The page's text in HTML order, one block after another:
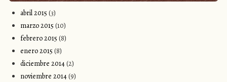
abril 2015 (3)
marzo 2015 (10)
febrero 2015 (8)
enero 2015 (8)
diciembre 2014(2)
noviembre 2014(9)